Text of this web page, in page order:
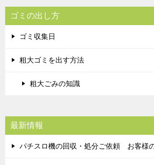
ゴミの出し方
ゴミ収集日
粗大ゴミを出す方法
粗大ごみの知識
最新情報
パチスロ機の回収・処分ご依頼 お客様